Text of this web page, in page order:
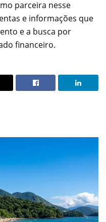
parceira nesse
e informações que
e a busca por
financeiro.